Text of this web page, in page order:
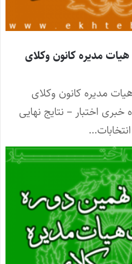
هیات مدیره کانون وکلای
مدیره کانون وکلای
خبری اختبار – نتایج نهایی